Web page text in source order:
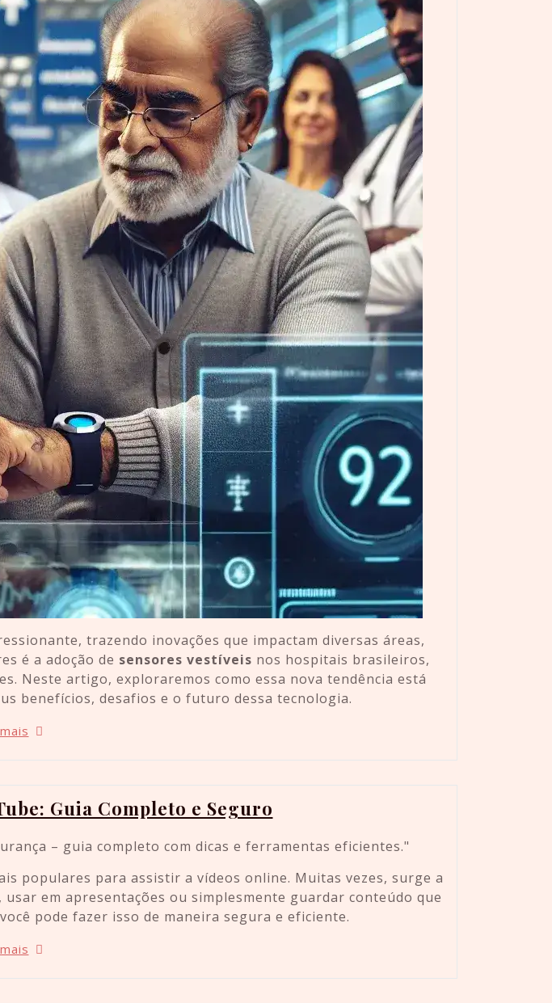
trazendo inovações que impactam diversas áreas,
é a adoção de sensores vestíveis nos hospitais brasileiros,
Neste artigo, exploraremos como essa nova tendência está
benefícios, desafios e o futuro dessa tecnologia.
Guia Completo e Seguro
populares para assistir a vídeos online. Muitas vezes, surge a
em apresentações ou simplesmente guardar conteúdo que
pode fazer isso de maneira segura e eficiente.